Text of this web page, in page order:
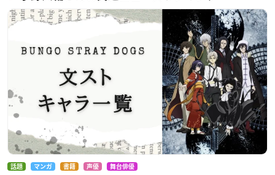
話題 マンガ 書籍 声優 舞台俳優